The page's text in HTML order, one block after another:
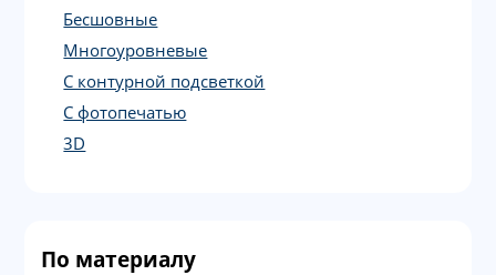
Бесшовные
Многоуровневые
С контурной подсветкой
С фотопечатью
3D
По материалу